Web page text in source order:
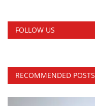
FOLLOW US
RECOMMENDED POSTS